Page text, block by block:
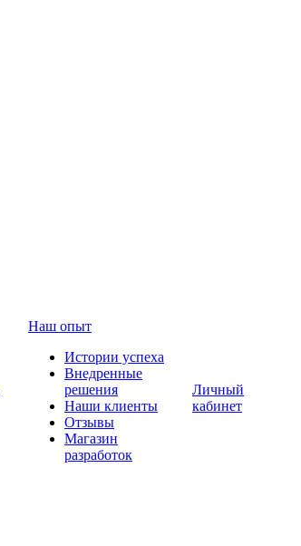
Наш опыт
Истории успеха
Внедренные
решения
Наши клиенты
Отзывы
Магазин
разработок
Личный
кабинет